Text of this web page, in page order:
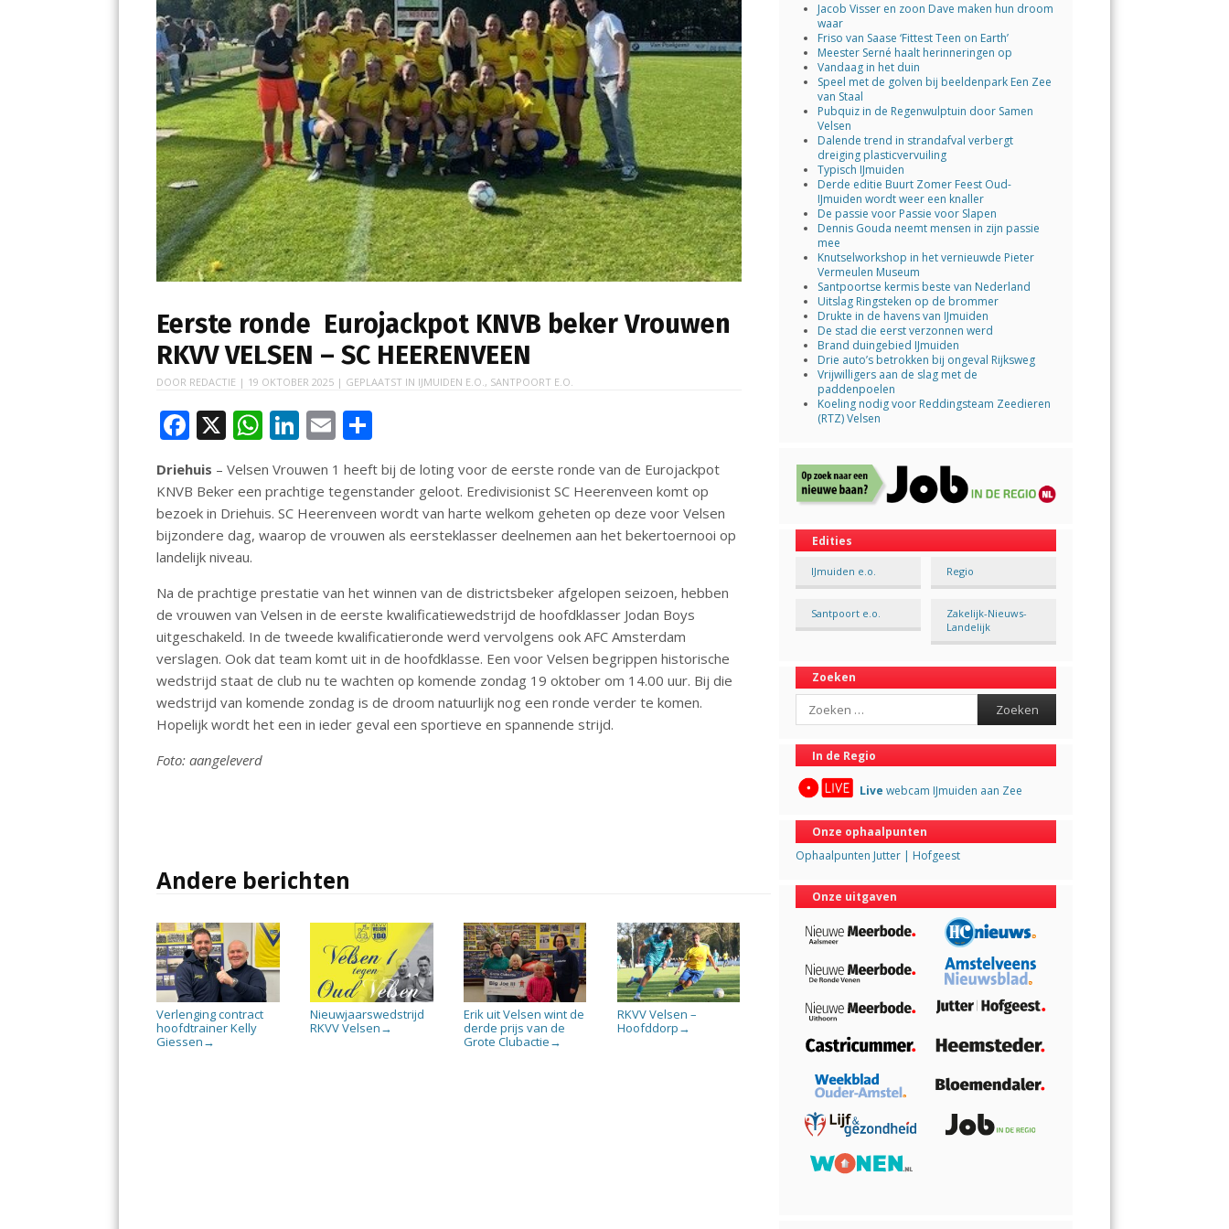
Eerste ronde Eurojackpot KNVB beker Vrouwen
RKVV VELSEN – SC HEERENVEEN
DOOR REDACTIE | 19 OKTOBER 2025 | GEPLAATST IN IJMUIDEN E.O. , SANTPOORT E.O.
F
ac
e
b
o
o
k
X W
at
s
A
p
Li
k
e
dI
E
m
ai
l
el
e
n
Driehuis – Velsen Vrouwen 1 heeft bij de loting voor de eerste ronde van de Eurojackpot
KNVB Beker een prachtige tegenstander geloot. Eredivisionist SC Heerenveen komt op
bezoek in Driehuis. SC Heerenveen wordt van harte welkom geheten op deze voor Velsen
bijzondere dag, waarop de vrouwen als eersteklasser deelnemen aan het bekertoernooi op
landelijk niveau.
Na de prachtige prestatie van het winnen van de districtsbeker afgelopen seizoen, hebben
de vrouwen van Velsen in de eerste kwalificatiewedstrijd de hoofdklasser Jodan Boys
uitgeschakeld. In de tweede kwalificatieronde werd vervolgens ook AFC Amsterdam
verslagen. Ook dat team komt uit in de hoofdklasse. Een voor Velsen begrippen historische
wedstrijd staat de club nu te wachten op komende zondag 19 oktober om 14.00 uur. Bij die
wedstrijd van komende zondag is de droom natuurlijk nog een ronde verder te komen.
Hopelijk wordt het een in ieder geval een sportieve en spannende strijd.
Foto: aangeleverd
Andere berichten
Verlenging contract
hoofdtrainer Kelly
Giessen →
Nieuwjaarswedstrijd
RKVV Velsen →
Erik uit Velsen wint de
derde prijs van de
Grote Clubactie →
RKVV Velsen –
Hoofddorp →
Jacob Visser en zoon Dave maken hun droom
waar
Friso van Saase ‘Fittest Teen on Earth’
Meester Serné haalt herinneringen op
Vandaag in het duin
Speel met de golven bij beeldenpark Een Zee
van Staal
Pubquiz in de Regenwulptuin door Samen
Velsen
Dalende trend in strandafval verbergt
dreiging plasticvervuiling
Typisch IJmuiden
Derde editie Buurt Zomer Feest Oud-
IJmuiden wordt weer een knaller
De passie voor Passie voor Slapen
Dennis Gouda neemt mensen in zijn passie
mee
Knutselworkshop in het vernieuwde Pieter
Vermeulen Museum
Santpoortse kermis beste van Nederland
Uitslag Ringsteken op de brommer
Drukte in de havens van IJmuiden
De stad die eerst verzonnen werd
Brand duingebied IJmuiden
Drie auto’s betrokken bij ongeval Rijksweg
Vrijwilligers aan de slag met de
paddenpoelen
Koeling nodig voor Reddingsteam Zeedieren
(RTZ) Velsen
Edities
IJmuiden e.o. Regio
Santpoort e.o.
Zakelijk-Nieuws-
Landelijk
Zoeken
Search
In de Regio
Live webcam IJmuiden aan Zee
Onze ophaalpunten
Ophaalpunten Jutter | Hofgeest
Onze uitgaven